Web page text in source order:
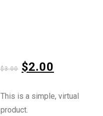
$3.00 Original
was:
$2.00
This is a simple, virtual
product.